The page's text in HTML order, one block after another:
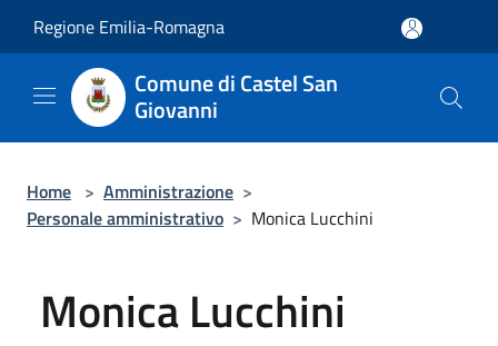
Regione Emilia-Romagna
Comune di Castel San
Giovanni
Home > Amministrazione >
Personale amministrativo > Monica Lucchini
Monica Lucchini